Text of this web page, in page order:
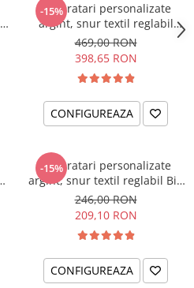
-15%
Set bratari personalizate
argint, snur textil reglabil
Familie
469,00 RON
398,65 RON
CONFIGUREAZA
-15%
Set bratari personalizate
argint, snur textil reglabil Big
Bro'-Lil' Sis
246,00 RON
209,10 RON
CONFIGUREAZA